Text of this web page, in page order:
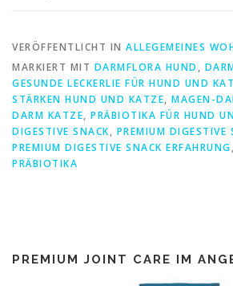
VERÖFFENTLICHT IN ALLEGEMEINES
MARKIERT MIT DARMFLORA HUND ,
GESUNDE LECKERLIE FÜR HUND UND
STÄRKEN HUND UND KATZE, MAGEN-
DARM KATZE, PRÄBIOTIKA FÜR HUND
DIGESTIVE SNACK, PREMIUM DIGESTIVE
PREMIUM DIGESTIVE SNACK ERFAHRUNG,
PRÄBIOTIKA
PREMIUM JOINT CARE IM